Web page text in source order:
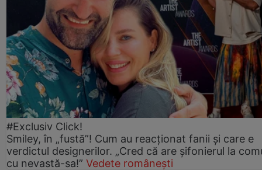
#Exclusiv Click!
Smiley, în „fustă”! Cum au reacționat fanii și care e
verdictul designerilor. „Cred că are șifonierul la
cu nevastă-sa!” Vedete românești